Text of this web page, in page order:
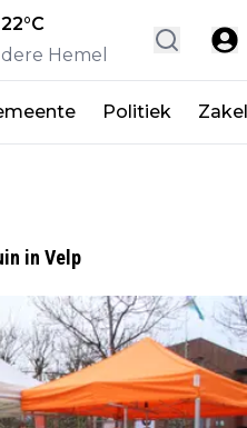
22°C
Hemel
Politiek
in Velp